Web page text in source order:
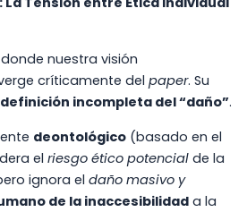
nuestra visión
críticamente del paper. Su
definición incompleta del “daño”.
deontológico(basado en el
el riesgo ético potencialde la
ignora el daño masivo y
de la inaccesibilidada la